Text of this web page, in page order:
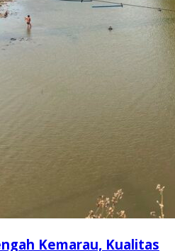
Kemarau, Kualitas